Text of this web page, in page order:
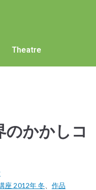
Theatre
のかかしコ
座 2012年 冬
作品